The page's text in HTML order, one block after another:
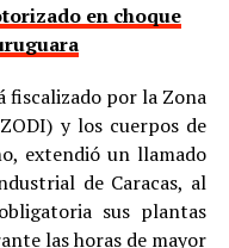
en choque
fiscalizado por la Zona
y los cuerpos de
extendió un llamado
de Caracas, al
sus plantas
las horas de mayor